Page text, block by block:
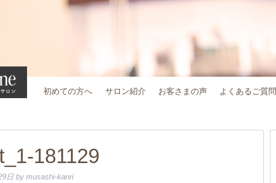
初めての方へ サロン紹介 お客さまの声 よくあるご質問
181129
日 by musashi-kanri